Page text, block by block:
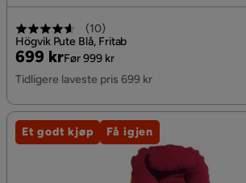
(10)
Högvik Pute Blå, Fritab
Pris
699 kr
Original
Pris
Før 999 kr
Tidligere laveste pris 699 kr
Et godt kjøp Få igjen